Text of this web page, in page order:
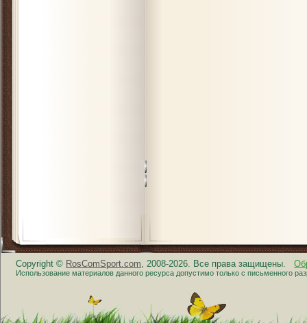
Copyright © RosComSport.com, 2008-2026. Все права защищены.
Использование материалов данного ресурса допустимо только с письменного